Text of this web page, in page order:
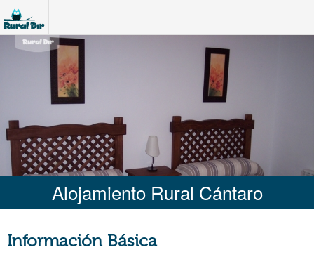
Alojamiento Rural Cántaro
Información Básica